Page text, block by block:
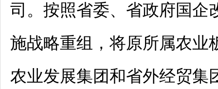
司。按照省委、省政府国企
施战略重组，将原所属农业
农业发展集团和省外经贸集